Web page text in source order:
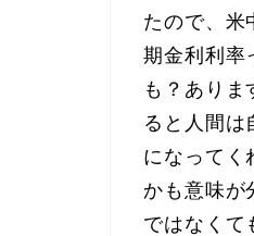
たので、米
期金利利率
も？あり
ると人間は
になってく
かも意味が
ではなくて